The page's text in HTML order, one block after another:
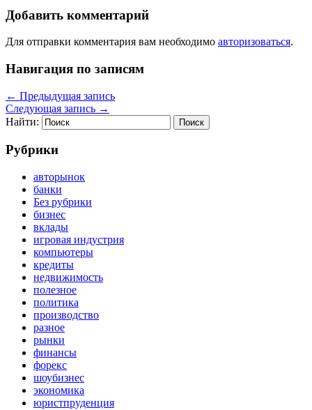
Добавить комментарий
Для отправки комментария вам необходимо авторизоваться.
Навигация по записям
← Предыдущая запись
Следующая запись →
Найти:
Рубрики
авторынок
банки
Без рубрики
бизнес
вклады
игровая индустрия
компьютеры
кредиты
недвижимость
полезное
политика
производство
разное
рынки
финансы
форекс
шоубизнес
экономика
юристпруденция